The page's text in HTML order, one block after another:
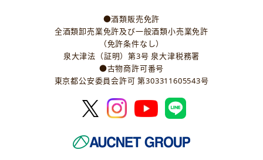
●酒類販売免許
全酒類卸売業免許及び一般酒類小売業免許
（免許条件なし）
泉大津法（証明）第3号 泉大津税務署
●古物商許可番号
東京都公安委員会許可 第303311605543号